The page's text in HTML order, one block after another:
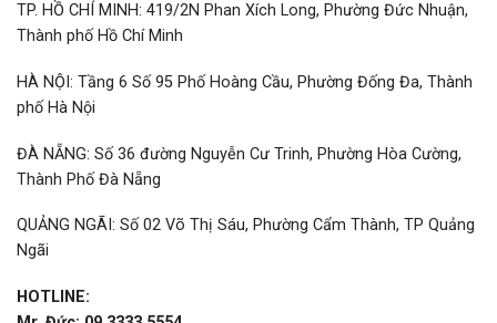
TP. HỒ CHÍ MINH: 419/2N Phan Xích Long, Phường Đức Nhuận,
Thành phố Hồ Chí Minh
HÀ NỘI: Tầng 6 Số 95 Phố Hoàng Cầu, Phường Đống Đa, Thành
phố Hà Nội
ĐÀ NẴNG: Số 36 đường Nguyễn Cư Trinh, Phường Hòa Cường,
Thành Phố Đà Nẵng
QUẢNG NGÃI: Số 02 Võ Thị Sáu, Phường Cẩm Thành, TP Quảng
Ngãi
HOTLINE: